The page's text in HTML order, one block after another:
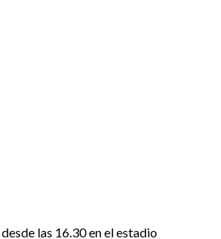
las 16.30 en el estadio